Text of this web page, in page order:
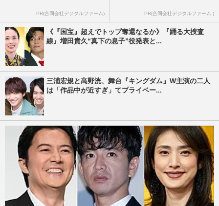
PR(合同会社デジタルファーム) PR(合同会社デジタルファーム )
《『国宝』超えでトップ奪還なるか》『踊る大捜査
線』増田貴久“真下の息子”役発表と...
三浦宏規と高野洸、舞台『キングダム』W主演の二人
は「作品中が近すぎ」てプライベー...